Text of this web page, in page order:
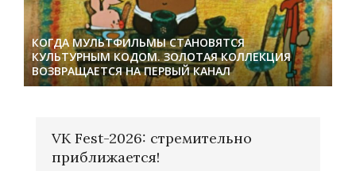
КОГДА МУЛЬТФИЛЬМЫ СТАНОВЯТСЯ
КУЛЬТУРНЫМ КОДОМ. ЗОЛОТАЯ КОЛЛЕКЦИЯ
ВОЗВРАЩАЕТСЯ НА ПЕРВЫЙ КАНАЛ
VK Fest-2026: стремительно
приближается!